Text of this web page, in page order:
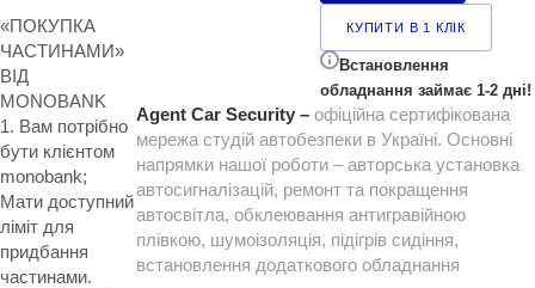
«ПОКУПКА
ЧАСТИНАМИ»
ВІД
MONOBANK
1. Вам потрібно
бути клієнтом
monobank;
Мати доступний
ліміт для
придбання
частинами.
КУПИТИ В 1 КЛІК
Встановлення
обладнання займає 1-2 дні!
Agent Car Security – офіційна сертифікована
мережа студій автобезпеки в Україні. Основні
напрямки нашої роботи – авторська установка
автосигналізацій, ремонт та покращення
автосвітла, обклеювання антигравійною
плівкою, шумоізоляція, підігрів сидіння,
встановлення додаткового обладнання